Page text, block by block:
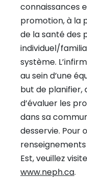
connaissances
promotion, à la
de la santé des
individuel/
système.
au sein d’une
but de
d’évaluer les
dans sa
desservie. Pour
Est, veuillez
www.neph.ca.